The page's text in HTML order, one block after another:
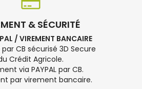
& SÉCURITÉ
/ VIREMENT BANCAIRE
CB sécurisé 3D Secure
Crédit Agricole.
via PAYPAL par CB.
par virement bancaire.